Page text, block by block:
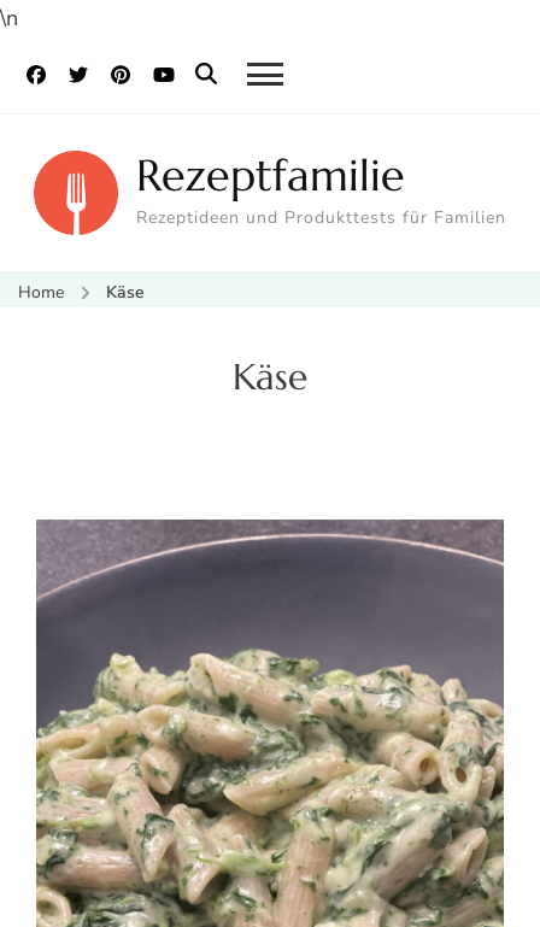
\n
Rezeptfamilie
Rezeptideen und Produkttests für Familien
Home Käse
Käse